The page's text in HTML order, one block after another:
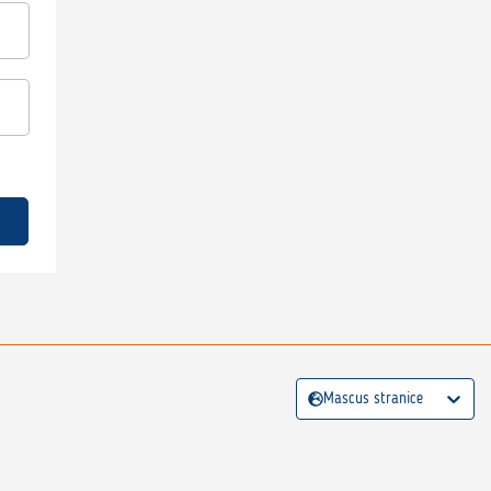
Mascus stranice